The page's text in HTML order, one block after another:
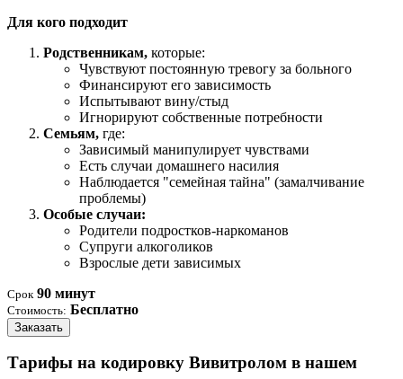
Для кого подходит
Родственникам, которые:
Чувствуют постоянную тревогу за больного
Финансируют его зависимость
Испытывают вину/стыд
Игнорируют собственные потребности
Семьям, где:
Зависимый манипулирует чувствами
Есть случаи домашнего насилия
Наблюдается "семейная тайна" (замалчивание
проблемы)
Особые случаи:
Родители подростков-наркоманов
Супруги алкоголиков
Взрослые дети зависимых
Срок 90 минут
Стоимость: Бесплатно
Заказать
Тарифы на кодировку Вивитролом в нашем